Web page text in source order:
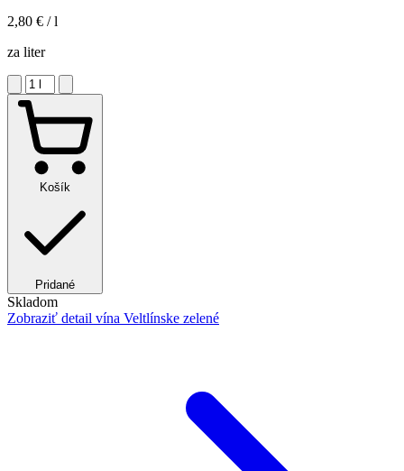
2,80 € / l
za liter
Košík
Pridané
Skladom
Zobraziť detail vína Veltlínske zelené